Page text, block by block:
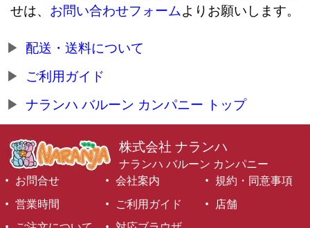
せは、 お問い合わせフォームよりお願いします。
配送・送料について
ご利用ガイド
ナランハ バルーン カンパニー トップ
株式会社 ナランハ
ナランハ バルーン カンパニー
お問合せ
会社案内
規約・同意事項
営業時間
ご利用ガイド
店舗